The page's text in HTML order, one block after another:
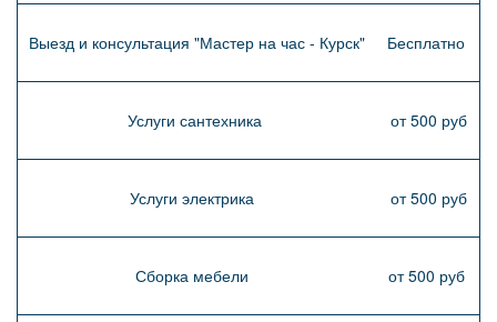
Выезд и консультация "Мастер на час - Курск" Бесплатно
Услуги сантехника от 500 руб
Услуги электрика от 500 руб
Сборка мебели от 500 руб